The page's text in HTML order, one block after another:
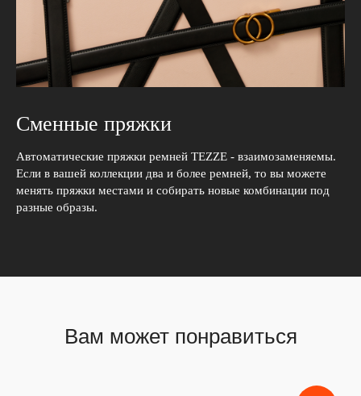
Сменные пряжки
Автоматические пряжки ремней TEZZE - взаимозаменяемы.
Если в вашей коллекции два и более ремней, то вы можете
менять пряжки местами и собирать новые комбинации под
разные образы.
Вам может понравиться